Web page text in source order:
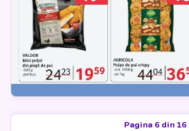
Pagina 6 din 16